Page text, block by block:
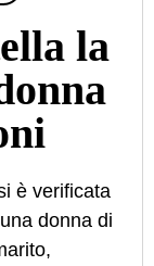
la
è verificata
donna di